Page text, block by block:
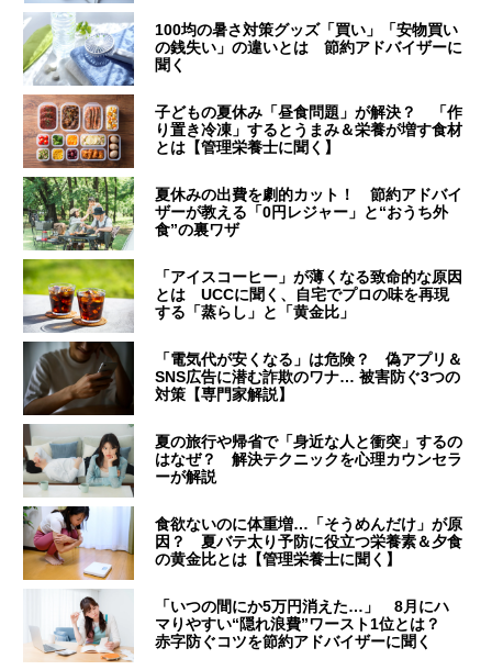
100均の暑さ対策グッズ「買い」「安物買い
の銭失い」の違いとは 節約アドバイザーに
聞く
子どもの夏休み「昼食問題」が解決？ 「作
り置き冷凍」するとうまみ＆栄養が増す食材
とは【管理栄養士に聞く】
夏休みの出費を劇的カット！ 節約アドバイ
ザーが教える「0円レジャー」と“おうち外
食”の裏ワザ
「アイスコーヒー」が薄くなる致命的な原因
とは UCCに聞く、自宅でプロの味を再現
する「蒸らし」と「黄金比」
「電気代が安くなる」は危険？ 偽アプリ＆
SNS広告に潜む詐欺のワナ… 被害防ぐ3つの
対策【専門家解説】
夏の旅行や帰省で「身近な人と衝突」するの
はなぜ？ 解決テクニックを心理カウンセラ
ーが解説
食欲ないのに体重増…「そうめんだけ」が原
因？ 夏バテ太り予防に役立つ栄養素＆夕食
の黄金比とは【管理栄養士に聞く】
「いつの間にか5万円消えた…」 8月にハ
マりやすい“隠れ浪費”ワースト1位とは？
赤字防ぐコツを節約アドバイザーに聞く